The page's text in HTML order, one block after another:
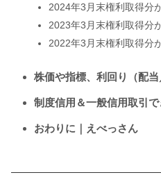
2024年3月末権利取得分
2023年3月末権利取得分
2022年3月末権利取得分
株価や指標、利回り（配当
制度信用＆一般信用取引で
おわりに｜えべっさん